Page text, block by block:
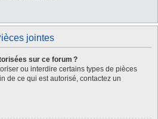
jointes
sur ce forum ?
ou interdire certains types de pièces
de ce qui est autorisé, contactez un